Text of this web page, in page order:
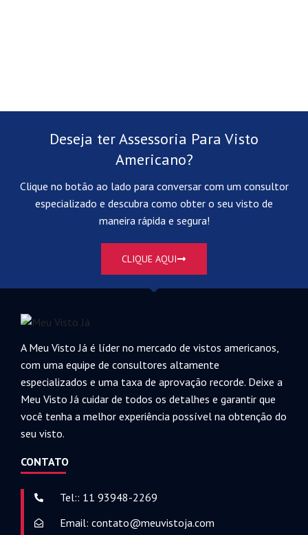
Deseja ter Assessoria Para Visto
Americano?
Clique no botão ao lado para conversar com um consultor
especializado e descubra como obter o seu visto de
maneira rápida e segura!
CLIQUE AQUI
A Meu Visto Já é líder no mercado de vistos americanos,
com uma equipe de consultores altamente
especializados e uma taxa de aprovação recorde. Deixe a
Meu Visto Já cuidar de todos os detalhes e garantir que
você tenha a melhor experiência possível na obtenção do
seu visto.
CONTATO
Tel:: 11 93948-2269
Email: contato@meuvistoja.com